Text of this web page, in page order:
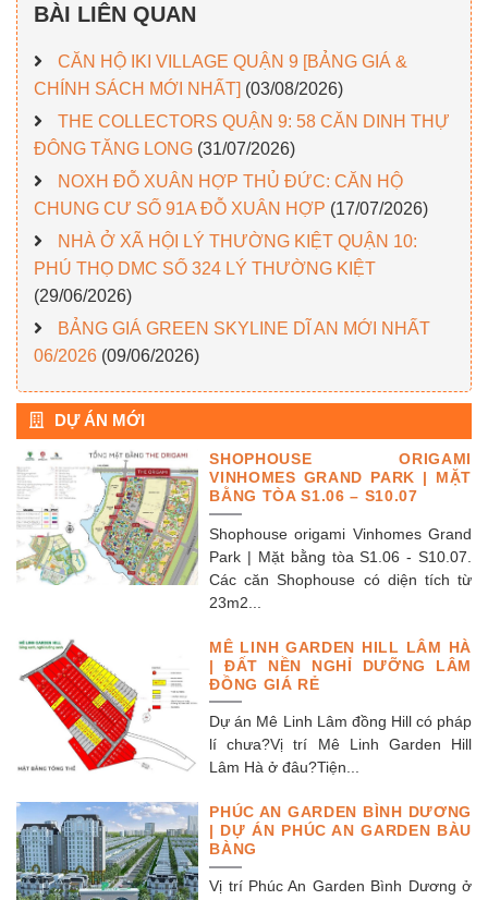
BÀI LIÊN QUAN
CĂN HỘ IKI VILLAGE QUẬN 9 [BẢNG GIÁ &
CHÍNH SÁCH MỚI NHẤT] (03/08/2026)
THE COLLECTORS QUẬN 9: 58 CĂN DINH THỰ
ĐÔNG TĂNG LONG (31/07/2026)
NOXH ĐỖ XUÂN HỢP THỦ ĐỨC: CĂN HỘ
CHUNG CƯ SỐ 91A ĐỖ XUÂN HỢP (17/07/2026)
NHÀ Ở XÃ HỘI LÝ THƯỜNG KIỆT QUẬN 10:
PHÚ THỌ DMC SỐ 324 LÝ THƯỜNG KIỆT
(29/06/2026)
BẢNG GIÁ GREEN SKYLINE DĨ AN MỚI NHẤT
06/2026 (09/06/2026)
DỰ ÁN MỚI
SHOPHOUSE ORIGAMI
VINHOMES GRAND PARK | MẶT
BẰNG TÒA S1.06 – S10.07
Shophouse origami Vinhomes Grand
Park | Mặt bằng tòa S1.06 - S10.07.
Các căn Shophouse có diện tích từ
23m2...
MÊ LINH GARDEN HILL LÂM HÀ
| ĐẤT NỀN NGHỈ DƯỠNG LÂM
ĐỒNG GIÁ RẺ
Dự án Mê Linh Lâm đồng Hill có pháp
lí chưa?Vị trí Mê Linh Garden Hill
Lâm Hà ở đâu?Tiện...
PHÚC AN GARDEN BÌNH DƯƠNG
| DỰ ÁN PHÚC AN GARDEN BÀU
BÀNG
Vị trí Phúc An Garden Bình Dương ở